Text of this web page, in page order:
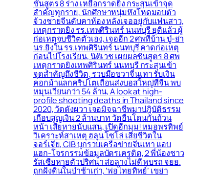
ชันสูตร 8 ร่าง เหยื่อกราดยิง กระสุนเข้าจุด
สำคัญทุกราย, นักศึกษาหนุ่มหึงโหดมอบตัว
จ้วงชายจีนดับคาห้อง หลังเจออยู่กับแฟนสาว,
เหตุกราดยิง รร.เทพศิรินทร์ นนทบุรี ยุติแล้ว ผู้
ก่อเหตุจบชีวิตตัวเอง, เจออีก 2 ศพที่บ้าน ปู่-ย่า
นร.ยิงใน รร.เทพศิรินทร์ นนทบุรี คาดก่อเหตุ
ก่อนไปโรงเรียน, นิติเวช เผยผลชันสูตร 8 ศพ
เหตุกราดยิงเทพศิรินทร์ นนทบุรี กระสุนเข้า
จุดสำคัญถึงชีวิต, รวบมือขวาจีนเทา รับเงิน
คอกม้าแลกคริปโตเถื่อนส่งบอสใหญ่ที่จีน พบ
หมุนเวียนกว่า 54 ล้าน, A look at high-
profile shooting deaths in Thailand since
2020, วัดดังผวา เจอมิจฉาชีพมาปฎิบัติธรรม
เกือบสูญเงิน 2 ล้านบาท วัดอื่นโดนกันถ้วน
หน้า เสียหายนับแสน, เปิดอีกมุม! หมอพรทิพย์
วิเคราะห์สาเหตุ ฮลุน โซโล่ เสียชีวิตใน
จอร์เจีย, CIB บุกรวบเครือข่ายจีนเทา แอบ
แฮก-โจรกรรมข้อมูลบัตรเครดิต, 2 พี่น้องชาว
รัสเซียหายตัวปริศนา ส่อลางไม่ดี พบรถ จยย.
ถูกฝังดินในป่าช้าเก่า, ‘พ่อไทยทิพย์’ เขย่า